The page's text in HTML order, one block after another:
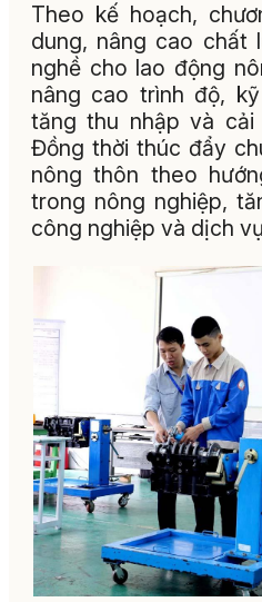
Theo kế hoạch,
dung, nâng cao chất
nghề cho lao động
nâng cao trình độ,
tăng thu nhập và cải
Đồng thời thúc đẩy
nông thôn theo
trong nông nghiệp,
công nghiệp và dịch